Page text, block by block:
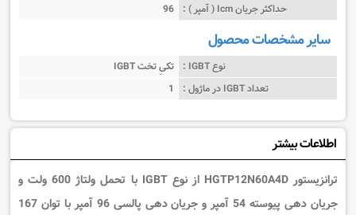
حداکثر جریان Icm ( آمپر ) :
96
سایر مشخصات محصول
نوع IGBT :
IGBT تکیِ تخت
تعداد IGBT در ماژول :
1
اطلاعات بیشتر
ترانزیستور HGTP12N60A4D از نوع IGBT با تحمل ولتاژ 600 ولت و
جریان دهی پیوسته 54 آمپر و جریان دهی پالسی 96 آمپر با توان 167